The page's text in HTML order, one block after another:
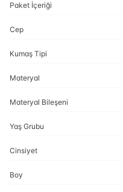
Paket İçeriği
Cep
Kumaş Tipi
Materyal
Materyal Bileşeni
Yaş Grubu
Cinsiyet
Boy